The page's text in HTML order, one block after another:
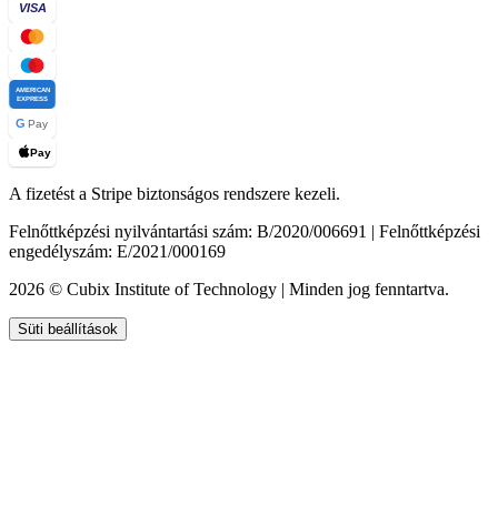
VISA
AMERICAN
EXPRESS
G Pay
Pay
A fizetést a Stripe biztonságos rendszere kezeli.
Felnőttképzési nyilvántartási szám: B/2020/006691 | Felnőttképzési
engedélyszám: E/2021/000169
2026 © Cubix Institute of Technology | Minden jog fenntartva.
Süti beállítások